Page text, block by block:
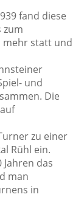
fand diese
zum
mehr statt und
und
Die
zu einer
Rühl ein.
das
man
in